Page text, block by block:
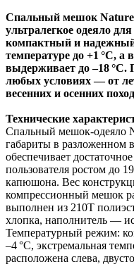
Спальный мешок
ультралегкое одеяло
компактный и
температуре до +1 °C, а
выдерживает до –18 °C.
любых условиях — от
весенних и осенних
Технические
Спальный мешок-одеяло
габариты в разложенном
обеспечивает
пользователя ростом до
капюшона. Вес
компрессионный мешок
выполнен из 210T
хлопка, наполнитель —
Температурный режим:
–4 °C, экстремальная
расположена слева,